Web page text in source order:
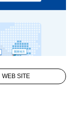
WEB SITE